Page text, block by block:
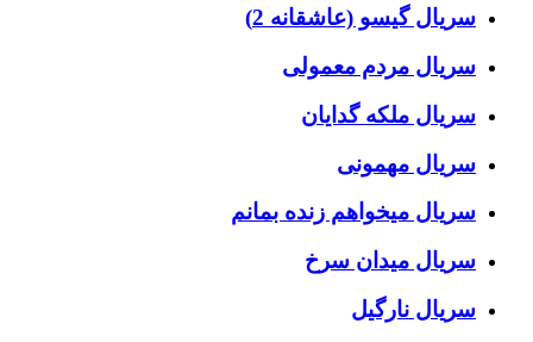
سریال گیسو (عاشقانه 2)
سریال مردم معمولی
سریال ملکه گدایان
سریال مهمونی
سریال میخواهم زنده بمانم
سریال میدان سرخ
سریال نارگیل